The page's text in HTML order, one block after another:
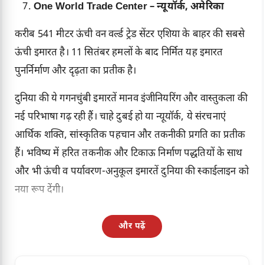
One World Trade Center – न्यूयॉर्क, अमेरिका
करीब 541 मीटर ऊंची वन वर्ल्ड ट्रेड सेंटर एशिया के बाहर की सबसे
ऊंची इमारत है। 11 सितंबर हमलों के बाद निर्मित यह इमारत
पुनर्निर्माण और दृढ़ता का प्रतीक है।
दुनिया की ये गगनचुंबी इमारतें मानव इंजीनियरिंग और वास्तुकला की
नई परिभाषा गढ़ रही हैं। चाहे दुबई हो या न्यूयॉर्क, ये संरचनाएं
आर्थिक शक्ति, सांस्कृतिक पहचान और तकनीकी प्रगति का प्रतीक
हैं। भविष्य में हरित तकनीक और टिकाऊ निर्माण पद्धतियों के साथ
और भी ऊंची व पर्यावरण-अनुकूल इमारतें दुनिया की स्काईलाइन को
नया रूप देंगी।
और पढ़ें